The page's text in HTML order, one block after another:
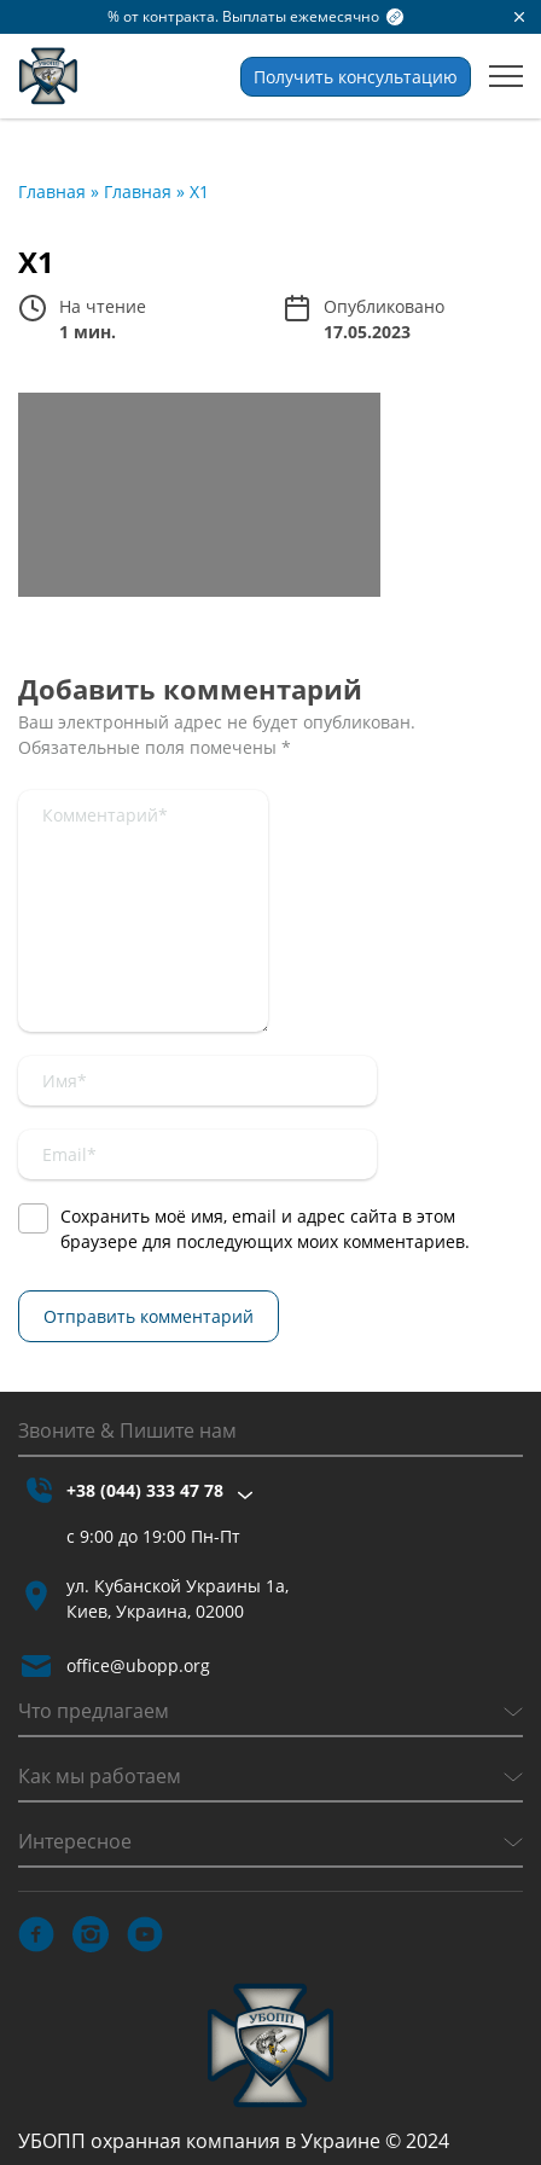
% от контракта. Выплаты ежемесячно
Получить консультацию
Главная » Главная » X1
X1
На чтение
1 мин.
Опубликовано
17.05.2023
Добавить комментарий
Ваш электронный адрес не будет опубликован.
Обязательные поля помечены *
Сохранить моё имя, email и адрес сайта в этом
браузере для последующих моих комментариев.
Звоните & Пишите нам
+38 (044) 333 47 78
с 9:00 до 19:00 Пн-Пт
ул. Кубанской Украины 1а,
Киев, Украина, 02000
office@ubopp.org
Что предлагаем
Как мы работаем
Интересное
УБОПП охранная компания в Украине © 2024